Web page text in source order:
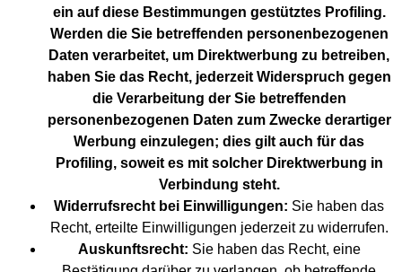
ein auf diese Bestimmungen gestütztes Profiling.
Werden die Sie betreffenden personenbezogenen
Daten verarbeitet, um Direktwerbung zu betreiben,
haben Sie das Recht, jederzeit Widerspruch gegen
die Verarbeitung der Sie betreffenden
personenbezogenen Daten zum Zwecke derartiger
Werbung einzulegen; dies gilt auch für das
Profiling, soweit es mit solcher Direktwerbung in
Verbindung steht.
Widerrufsrecht bei Einwilligungen: Sie haben das
Recht, erteilte Einwilligungen jederzeit zu widerrufen.
Auskunftsrecht: Sie haben das Recht, eine